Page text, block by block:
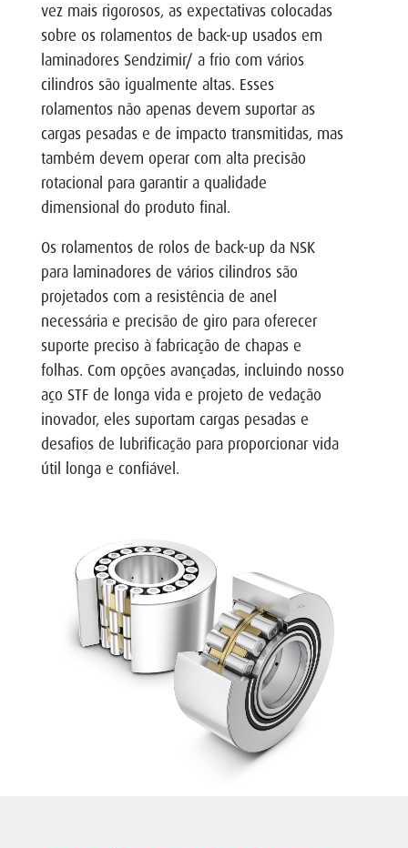
vez mais rigorosos, as expectativas colocadas
sobre os rolamentos de back-up usados em
laminadores Sendzimir/ a frio com vários
cilindros são igualmente altas. Esses
rolamentos não apenas devem suportar as
cargas pesadas e de impacto transmitidas, mas
também devem operar com alta precisão
rotacional para garantir a qualidade
dimensional do produto final.
Os rolamentos de rolos de back-up da NSK
para laminadores de vários cilindros são
projetados com a resistência de anel
necessária e precisão de giro para oferecer
suporte preciso à fabricação de chapas e
folhas. Com opções avançadas, incluindo nosso
aço STF de longa vida e projeto de vedação
inovador, eles suportam cargas pesadas e
desafios de lubrificação para proporcionar vida
útil longa e confiável.